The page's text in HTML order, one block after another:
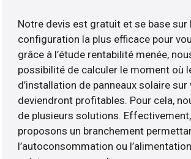
Notre devis est gratuit et se base sur
configuration la plus efficace pour
grâce à l’étude rentabilité menée,
possibilité de calculer le moment où
d’installation de panneaux solaire
deviendront profitables. Pour cela,
de plusieurs solutions.
proposons un branchement
l’autoconsommation ou